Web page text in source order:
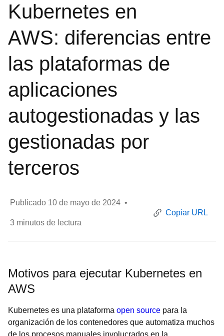
Kubernetes en
AWS: diferencias entre
las plataformas de
aplicaciones
autogestionadas y las
gestionadas por
terceros
Publicado 10 de mayo de 2024 •
3 minutos de lectura
Copiar URL
Motivos para ejecutar Kubernetes en
AWS
Kubernetes es una plataforma open source para la
organización de los contenedores que automatiza muchos
de los procesos manuales involucrados en la